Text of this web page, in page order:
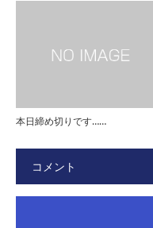
本日締め切りです……
コメント